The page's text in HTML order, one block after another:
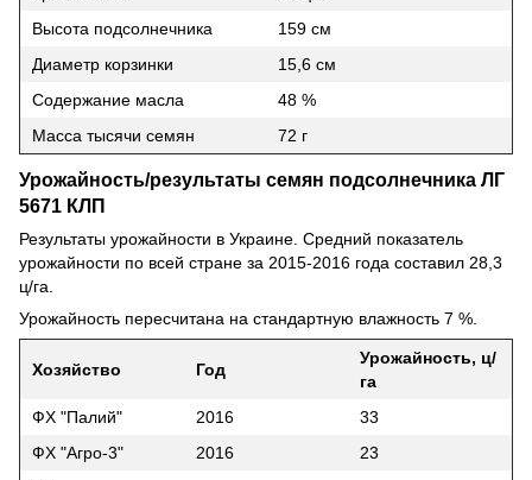
Высота подсолнечника
159 см
Диаметр корзинки
15,6 см
Содержание масла
48 %
Масса тысячи семян
72 г
Урожайность/результаты семян подсолнечника ЛГ
5671 КЛП
Результаты урожайности в Украине. Средний показатель
урожайности по всей стране за 2015-2016 года составил 28,3
ц/га.
Урожайность пересчитана на стандартную влажность 7 %.
Хозяйство Год
Урожайность, ц/
га
ФХ "Палий"
2016
33
ФХ "Агро-3"
2016
23